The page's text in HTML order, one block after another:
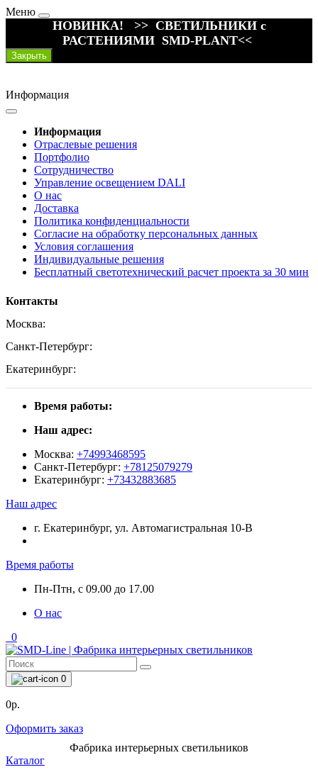
Меню
НОВИНКА! >> СВЕТИЛЬНИКИ с
РАСТЕНИЯМИ SMD-PLANT<<
Закрыть
Информация
Информация
Отраслевые решения
Портфолио
Сотрудничество
Управление освещением DALI
О нас
Доставка
Политика конфиденциальности
Согласие на обработку персональных данных
Условия соглашения
Индивидуальные решения
Бесплатный светотехнический расчет проекта за 30 мин
Контакты
Москва:
Санкт-Петербург:
Екатеринбург:
Время работы:
Наш адрес:
Москва: +74993468595
Санкт-Петербург: +78125079279
Екатеринбург: +73432883685
Наш адрес
г. Екатеринбург, ул. Автомагистральная 10-В
Время работы
Пн-Птн, с 09.00 до 17.00
О нас
0
0
0р.
Оформить заказ
Фабрика интерьерных светильников
Каталог